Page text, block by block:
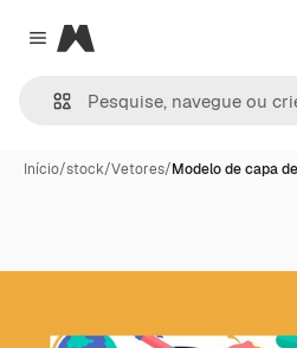
Close menu
Magnific
Início/stock/Vetores/Modelo de capa